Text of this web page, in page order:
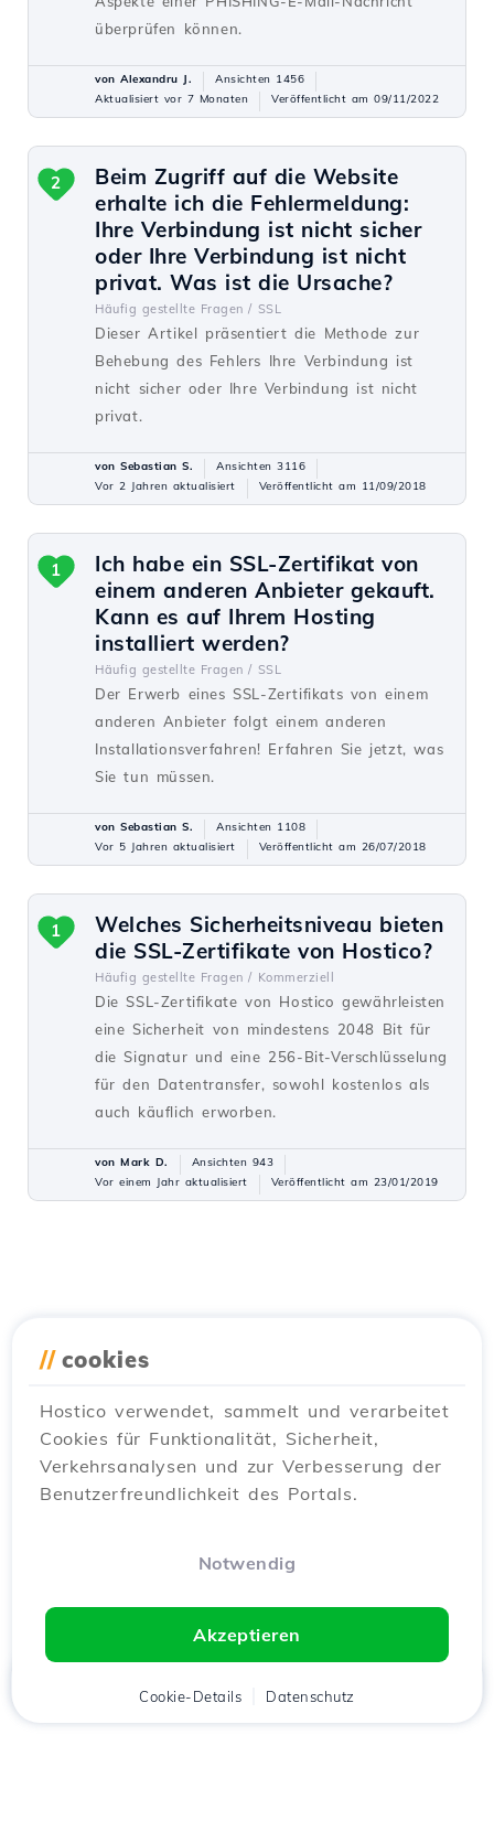
überprüfen können.
von Alexandru J.
Ansichten 1456
Aktualisiert vor 7 Monaten
Veröffentlicht am 09/11/2022
Beim Zugriff auf die Website
erhalte ich die Fehlermeldung:
Ihre Verbindung ist nicht sicher
oder Ihre Verbindung ist nicht
privat. Was ist die Ursache?
Häufig gestellte Fragen / SSL
Dieser Artikel präsentiert die Methode zur
Behebung des Fehlers Ihre Verbindung ist
nicht sicher oder Ihre Verbindung ist nicht
privat.
2
von Sebastian S.
Ansichten 3116
Vor 2 Jahren aktualisiert
Veröffentlicht am 11/09/2018
Ich habe ein SSL-Zertifikat von
einem anderen Anbieter gekauft.
Kann es auf Ihrem Hosting
installiert werden?
Häufig gestellte Fragen / SSL
Der Erwerb eines SSL-Zertifikats von einem
anderen Anbieter folgt einem anderen
Installationsverfahren! Erfahren Sie jetzt, was
Sie tun müssen.
1
von Sebastian S.
Ansichten 1108
Vor 5 Jahren aktualisiert
Veröffentlicht am 26/07/2018
Welches Sicherheitsniveau bieten
die SSL-Zertifikate von Hostico?
Häufig gestellte Fragen / Kommerziell
Die SSL-Zertifikate von Hostico gewährleisten
eine Sicherheit von mindestens 2048 Bit für
die Signatur und eine 256-Bit-Verschlüsselung
für den Datentransfer, sowohl kostenlos als
auch käuflich erworben.
1
von Mark D.
Ansichten 943
Vor einem Jahr aktualisiert
Veröffentlicht am 23/01/2019
// cookies
Hostico verwendet, sammelt und verarbeitet
Cookies für Funktionalität, Sicherheit,
Verkehrsanalysen und zur Verbesserung der
Benutzerfreundlichkeit des Portals.
Notwendig
Akzeptieren
Cookie-Details Datenschutz
Kunde Warenkorb Chat